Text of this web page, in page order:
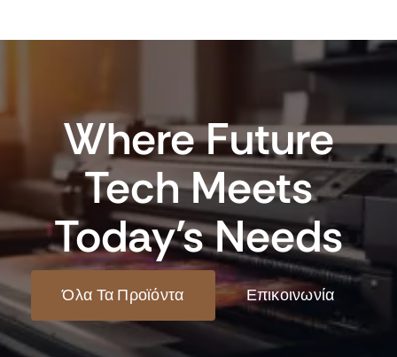
Where Future
Tech Meets
Today’s Needs
Όλα Τα Προϊόντα Επικοινωνία